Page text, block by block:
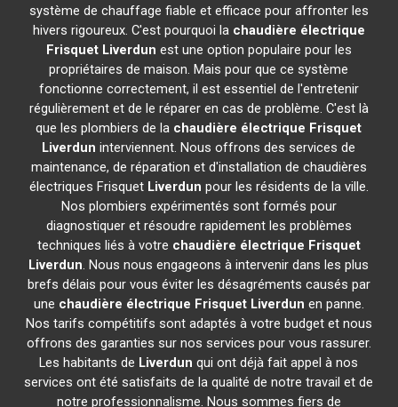
système de chauffage fiable et efficace pour affronter les
hivers rigoureux. C'est pourquoi la chaudière électrique
Frisquet Liverdun est une option populaire pour les
propriétaires de maison. Mais pour que ce système
fonctionne correctement, il est essentiel de l'entretenir
régulièrement et de le réparer en cas de problème. C'est là
que les plombiers de la chaudière électrique Frisquet
Liverdun interviennent. Nous offrons des services de
maintenance, de réparation et d'installation de chaudières
électriques Frisquet Liverdun pour les résidents de la ville.
Nos plombiers expérimentés sont formés pour
diagnostiquer et résoudre rapidement les problèmes
techniques liés à votre chaudière électrique Frisquet
Liverdun. Nous nous engageons à intervenir dans les plus
brefs délais pour vous éviter les désagréments causés par
une chaudière électrique Frisquet Liverdun en panne.
Nos tarifs compétitifs sont adaptés à votre budget et nous
offrons des garanties sur nos services pour vous rassurer.
Les habitants de Liverdun qui ont déjà fait appel à nos
services ont été satisfaits de la qualité de notre travail et de
notre professionnalisme. Nous sommes fiers de